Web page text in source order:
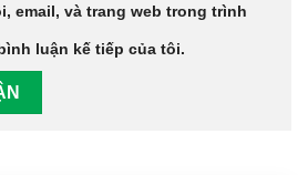
email, và trang web trong trình
luận kế tiếp của tôi.